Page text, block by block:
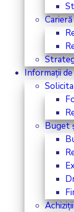
Carieră
Informații
Buget